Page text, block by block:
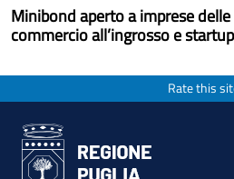
Minibond aperto a imprese
commercio all’ingrosso e startup
Rate this